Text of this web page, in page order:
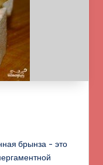
брынза - это